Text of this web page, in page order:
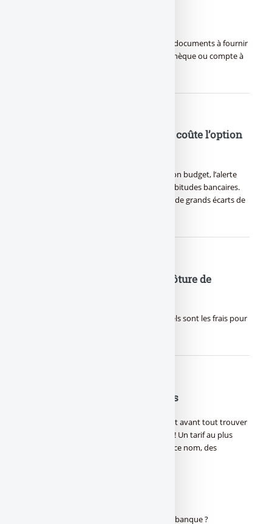
Ouvrir un compte courant : quels sont les documents à fournir
pour ouvrir un compte courant (compte chèque ou compte à
Frais bancaires : combien vous coûte l’option
Frais bancaires : option utile pour suivre son budget, l’alerte
SMS s’est petit à petit imposée dans les habitudes bancaires.
Voici le comparateur des coûts du service, de grands écarts de
Quels sont les frais pour une clôture de
Banque / Clôture de compte courant : Quels sont les frais pour
Offres bancaires pour les jeunes
Choisir sa banque quand on est jeune, c’est avant tout trouver
une offre adaptée aux besoins des jeunes ! Un tarif au plus
serré, avec des services en ligne dignes de ce nom, des
Changer de banque ? : articles Changer de banque ?